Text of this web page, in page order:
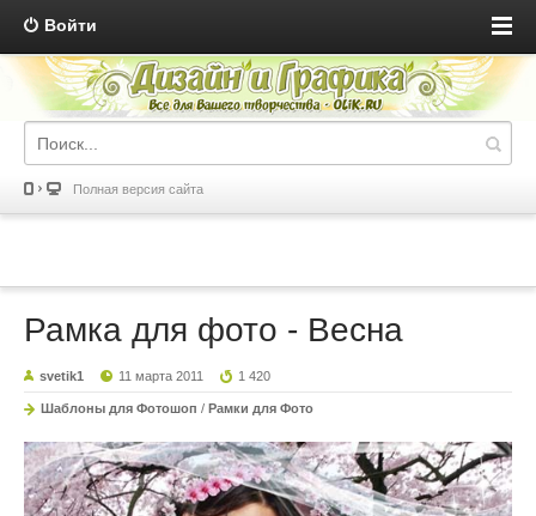
Войти
Полная версия сайта
Рамка для фото - Весна
svetik1 11 марта 2011 1 420
Шаблоны для Фотошоп / Рамки для Фото